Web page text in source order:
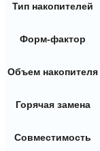
Тип накопителей
Форм-фактор
Объем накопителя
Горячая замена
Совместимость